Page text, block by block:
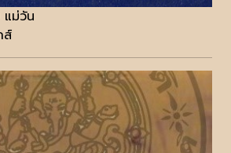
แม่วัน
ส์